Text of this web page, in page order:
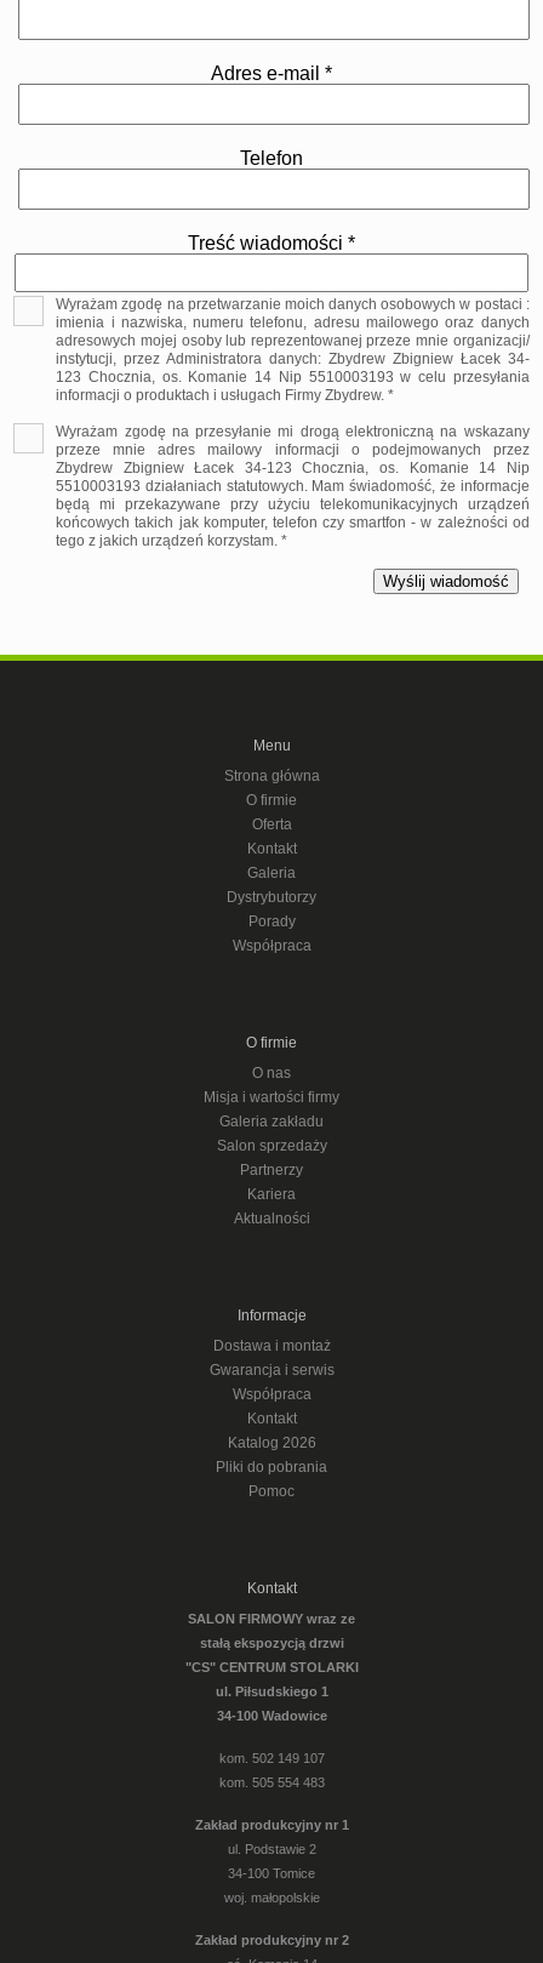
Adres e-mail *
Telefon
Treść wiadomości *
Wyrażam zgodę na przetwarzanie moich danych osobowych w postaci :
imienia i nazwiska, numeru telefonu, adresu mailowego oraz danych
adresowych mojej osoby lub reprezentowanej przeze mnie organizacji/
instytucji, przez Administratora danych: Zbydrew Zbigniew Łacek 34-
123 Chocznia, os. Komanie 14 Nip 5510003193 w celu przesyłania
informacji o produktach i usługach Firmy Zbydrew. *
Wyrażam zgodę na przesyłanie mi drogą elektroniczną na wskazany
przeze mnie adres mailowy informacji o podejmowanych przez
Zbydrew Zbigniew Łacek 34-123 Chocznia, os. Komanie 14 Nip
5510003193 działaniach statutowych. Mam świadomość, że informacje
będą mi przekazywane przy użyciu telekomunikacyjnych urządzeń
końcowych takich jak komputer, telefon czy smartfon - w zależności od
tego z jakich urządzeń korzystam. *
Menu
Strona główna
O firmie
Oferta
Kontakt
Galeria
Dystrybutorzy
Porady
Współpraca
O firmie
O nas
Misja i wartości firmy
Galeria zakładu
Salon sprzedaży
Partnerzy
Kariera
Aktualności
Informacje
Dostawa i montaż
Gwarancja i serwis
Współpraca
Kontakt
Katalog 2026
Pliki do pobrania
Pomoc
Kontakt
SALON FIRMOWY wraz ze
stałą ekspozycją drzwi
"CS" CENTRUM STOLARKI
ul. Piłsudskiego 1
34-100 Wadowice
kom. 502 149 107
kom. 505 554 483
Zakład produkcyjny nr 1
ul. Podstawie 2
34-100 Tomice
woj. małopolskie
Zakład produkcyjny nr 2